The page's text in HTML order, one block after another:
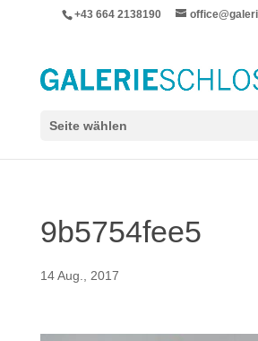
+43 664 2138190
Seite wählen
9b5754fee5
14 Aug., 2017